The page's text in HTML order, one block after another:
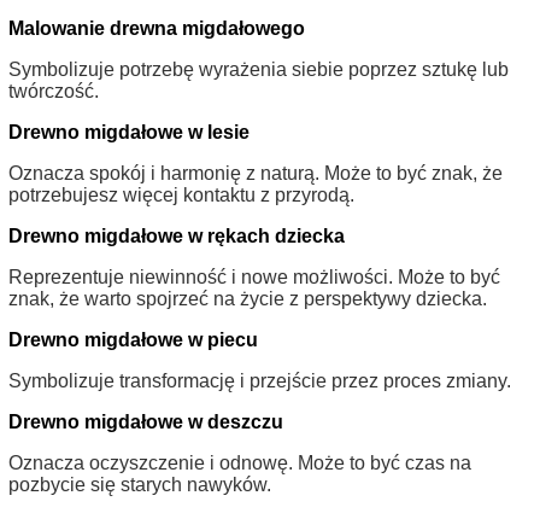
Malowanie drewna migdałowego
Symbolizuje potrzebę wyrażenia siebie poprzez sztukę lub
twórczość.
Drewno migdałowe w lesie
Oznacza spokój i harmonię z naturą. Może to być znak, że
potrzebujesz więcej kontaktu z przyrodą.
Drewno migdałowe w rękach dziecka
Reprezentuje niewinność i nowe możliwości. Może to być
znak, że warto spojrzeć na życie z perspektywy dziecka.
Drewno migdałowe w piecu
Symbolizuje transformację i przejście przez proces zmiany.
Drewno migdałowe w deszczu
Oznacza oczyszczenie i odnowę. Może to być czas na
pozbycie się starych nawyków.